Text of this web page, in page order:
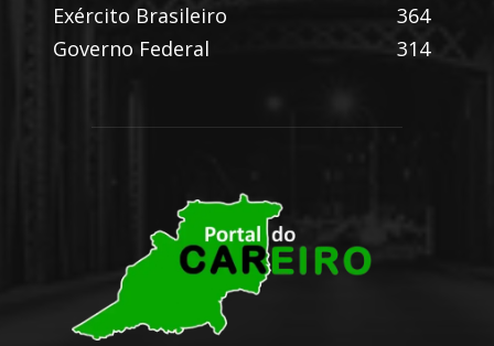
Exército Brasileiro
364
Governo Federal
314